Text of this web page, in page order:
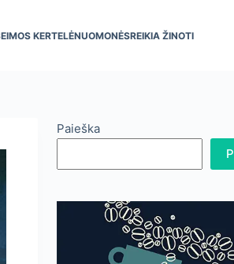
KERTELĖNUOMONĖSREIKIA ŽINOTI
Paieška